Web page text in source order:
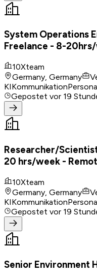
System Operations
Freelance - 8-
10Xteam
Germany, Germany
KIKommunikation
Gepostet vor 19
Researcher/
20 hrs/week -
10Xteam
Germany, Germany
KIKommunikation
Gepostet vor 19
Senior Environment